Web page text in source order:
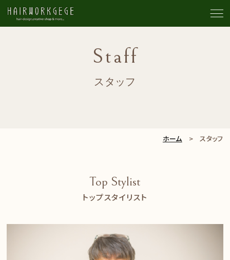
Staff
スタッフ
ホーム > スタッフ
Top Stylist
トップスタイリスト